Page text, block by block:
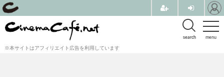
menu
search
※本サイトはアフィリエイト広告を利用しています